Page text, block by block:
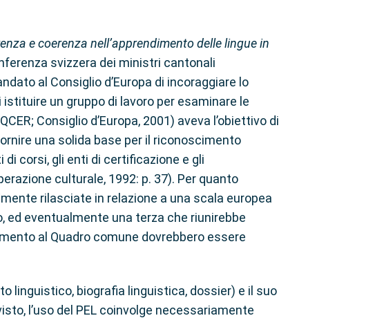
e coerenza nell’apprendimento delle lingue in
svizzera dei ministri cantonali
al Consiglio d’Europa di incoraggiare lo
un gruppo di lavoro per esaminare le
Consiglio d’Europa, 2001) aveva l’obiettivo di
una solida base per il riconoscimento
corsi, gli enti di certificazione e gli
culturale, 1992: p. 37). Per quanto
rilasciate in relazione a una scala europea
ed eventualmente una terza che riunirebbe
al Quadro comune dovrebbero essere
linguistico, biografia linguistica, dossier) e il suo
l’uso del PEL coinvolge necessariamente